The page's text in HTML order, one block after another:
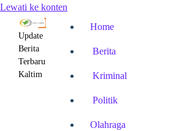
Lewati ke konten
Update
Berita
Terbaru
Kaltim
Home
Berita
Kriminal
Politik
Olahraga